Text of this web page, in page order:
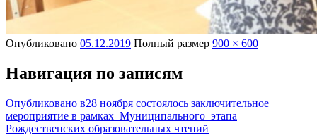
Опубликовано 05.12.2019 Полный размер 900 × 600
Навигация по записям
Опубликовано в28 ноября состоялось заключительное
мероприятие в рамках Муниципального этапа
Рождественских образовательных чтений